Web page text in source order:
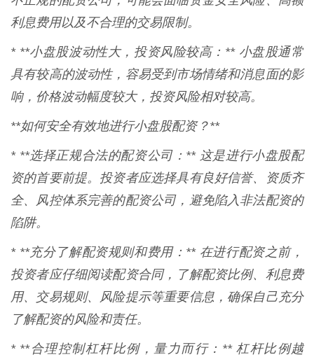
利息费用以及不合理的交易限制。
* **小盘股波动性大，投资风险较高：** 小盘股通常
具有较高的波动性，容易受到市场情绪和消息面的影
响，价格波动幅度较大，投资风险相对较高。
**如何安全有效地进行小盘股配资？**
* **选择正规合法的配资公司：** 这是进行小盘股配
资的首要前提。投资者应选择具有良好信誉、资质齐
全、风控体系完善的配资公司，避免陷入非法配资的
陷阱。
* **充分了解配资规则和费用：** 在进行配资之前，
投资者应仔细阅读配资合同，了解配资比例、利息费
用、交易规则、风险提示等重要信息，确保自己充分
了解配资的风险和责任。
* **合理控制杠杆比例，量力而行：** 杠杆比例越